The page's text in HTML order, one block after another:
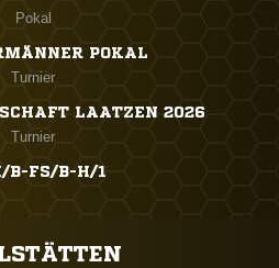
Pokal
POKAL
Turnier
LAATZEN 2026
Turnier
B-FS/B-H/1